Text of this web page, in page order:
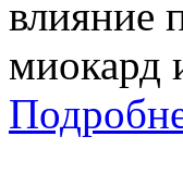
влияние
миокард